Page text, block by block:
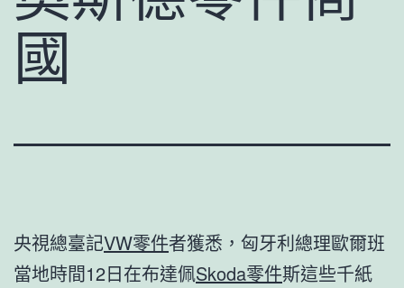
國
央視總臺記VW零件者獲悉，匈牙利總理歐爾班
當地時間12日在布達佩Skoda零件斯這些千紙